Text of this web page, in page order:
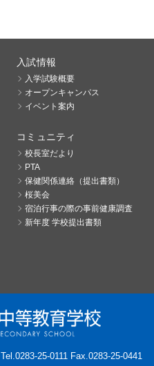
入試情報
入学試験概要
オープンキャンパス
イベント案内
コミュニティ
校長室だより
PTA
保健関係連絡（提出書類）
桜美会
宿泊行事の際の事前健康調査
新年度 学校提出書類
Tel.0283-25-0111 Fax.0283-25-0441